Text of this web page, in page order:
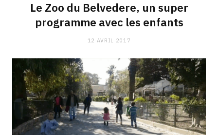
Le Zoo du Belvedere, un super
programme avec les enfants
12 AVRIL 2017